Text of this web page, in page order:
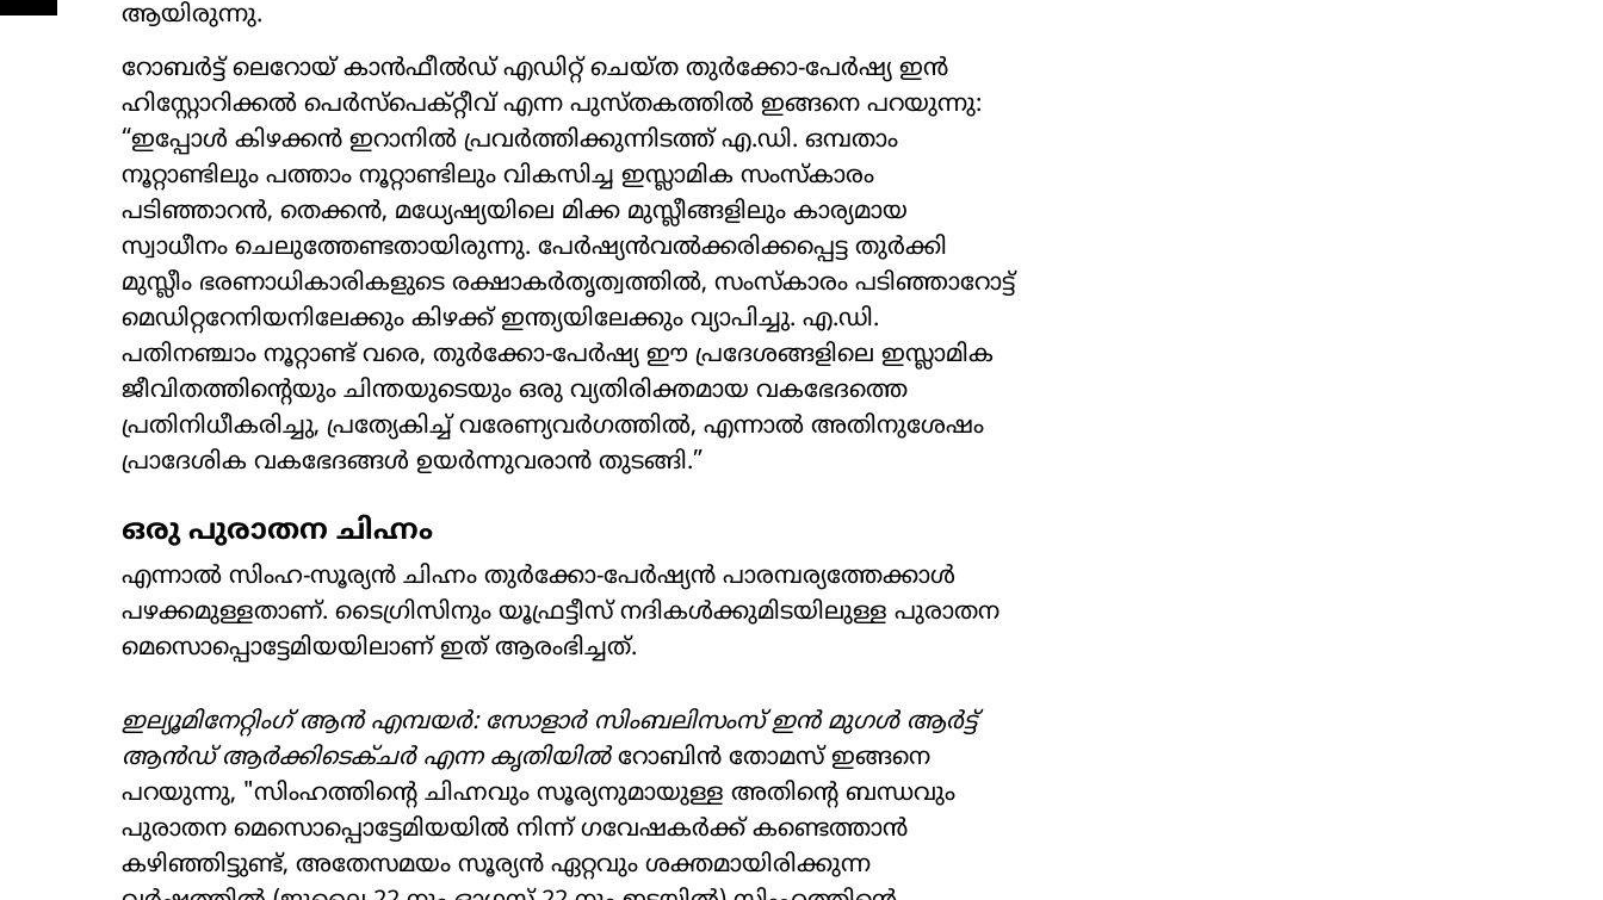
ആയിരുന്നു.
റോബർട്ട് ലെറോയ് കാൻഫീൽഡ് എഡിറ്റ് ചെയ്ത തുർക്കോ-പേർഷ്യ ഇൻ
ഹിസ്റ്റോറിക്കൽ പെർസ്പെക്റ്റീവ് എന്ന പുസ്തകത്തിൽ ഇങ്ങനെ പറയുന്നു:
“ഇപ്പോൾ കിഴക്കൻ ഇറാനിൽ പ്രവർത്തിക്കുന്നിടത്ത് എ.ഡി. ഒമ്പതാം
നൂറ്റാണ്ടിലും പത്താം നൂറ്റാണ്ടിലും വികസിച്ച ഇസ്ലാമിക സംസ്കാരം
പടിഞ്ഞാറൻ, തെക്കൻ, മധ്യേഷ്യയിലെ മിക്ക മുസ്ലീങ്ങളിലും കാര്യമായ
സ്വാധീനം ചെലുത്തേണ്ടതായിരുന്നു. പേർഷ്യൻവൽക്കരിക്കപ്പെട്ട തുർക്കി
മുസ്ലീം ഭരണാധികാരികളുടെ രക്ഷാകർതൃത്വത്തിൽ, സംസ്കാരം പടിഞ്ഞാറോട്ട്
മെഡിറ്ററേനിയനിലേക്കും കിഴക്ക് ഇന്ത്യയിലേക്കും വ്യാപിച്ചു. എ.ഡി.
പതിനഞ്ചാം നൂറ്റാണ്ട് വരെ, തുർക്കോ-പേർഷ്യ ഈ പ്രദേശങ്ങളിലെ ഇസ്ലാമിക
ജീവിതത്തിന്റെയും ചിന്തയുടെയും ഒരു വ്യതിരിക്തമായ വകഭേദത്തെ
പ്രതിനിധീകരിച്ചു, പ്രത്യേകിച്ച് വരേണ്യവർഗത്തിൽ, എന്നാൽ അതിനുശേഷം
പ്രാദേശിക വകഭേദങ്ങൾ ഉയർന്നുവരാൻ തുടങ്ങി.”
ഒരു പുരാതന ചിഹ്നം
എന്നാൽ സിംഹ-സൂര്യൻ ചിഹ്നം തുർക്കോ-പേർഷ്യൻ പാരമ്പര്യത്തേക്കാൾ
പഴക്കമുള്ളതാണ്. ടൈഗ്രിസിനും യൂഫ്രട്ടീസ് നദികൾക്കുമിടയിലുള്ള പുരാതന
മെസൊപ്പൊട്ടേമിയയിലാണ് ഇത് ആരംഭിച്ചത്.
ഇല്യൂമിനേറ്റിംഗ് ആൻ എമ്പയർ: സോളാർ സിംബലിസംസ് ഇൻ മുഗൾ ആർട്ട്
ആൻഡ് ആർക്കിടെക്ചർ എന്ന കൃതിയിൽറോബിൻ തോമസ് ഇങ്ങനെ
പറയുന്നു, "സിംഹത്തിന്റെ ചിഹ്നവും സൂര്യനുമായുള്ള അതിന്റെ ബന്ധവും
പുരാതന മെസൊപ്പൊട്ടേമിയയിൽ നിന്ന് ഗവേഷകർക്ക് കണ്ടെത്താൻ
കഴിഞ്ഞിട്ടുണ്ട്, അതേസമയം സൂര്യൻ ഏറ്റവും ശക്തമായിരിക്കുന്ന